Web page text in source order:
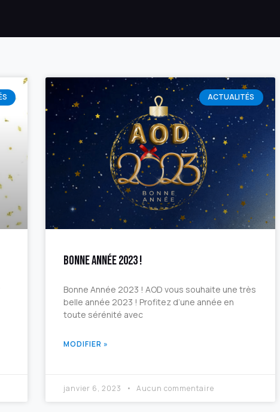
ACTUALITÉS
Bonne Année 2023 !
Bonne Année 2023 ! AOD vous souhaite une très
belle année 2023 ! Profitez d’une année en
toute sérénité avec
MODIFIER »
janvier 6, 2023 Aucun commentaire